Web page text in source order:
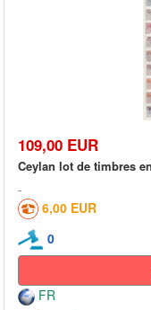
109,00 EUR
Ceylan lot de timbres
6,00 EUR
0
FR